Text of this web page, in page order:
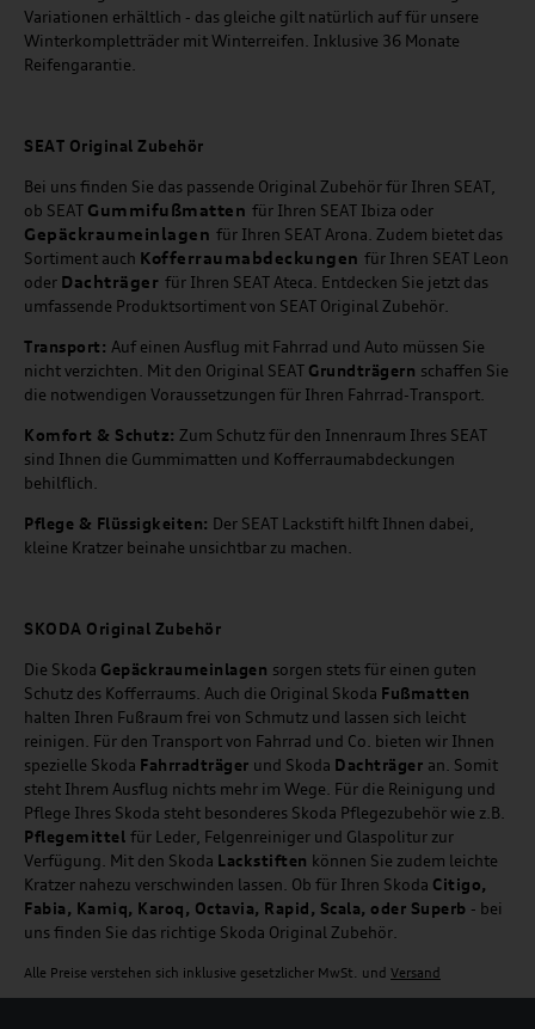
Variationen erhältlich - das gleiche gilt natürlich auf für unsere
Winterkompletträder mit Winterreifen. Inklusive 36 Monate
Reifengarantie.
SEAT Original Zubehör
Bei uns finden Sie das passende Original Zubehör für Ihren SEAT,
ob SEAT Gummifußmatten für Ihren SEAT Ibiza oder
Gepäckraumeinlagen für Ihren SEAT Arona. Zudem bietet das
Sortiment auch Kofferraumabdeckungen für Ihren SEAT Leon
oder Dachträger für Ihren SEAT Ateca. Entdecken Sie jetzt das
umfassende Produktsortiment von SEAT Original Zubehör.
Transport: Auf einen Ausflug mit Fahrrad und Auto müssen Sie
nicht verzichten. Mit den Original SEAT Grundträgern schaffen Sie
die notwendigen Voraussetzungen für Ihren Fahrrad-Transport.
Komfort & Schutz: Zum Schutz für den Innenraum Ihres SEAT
sind Ihnen die Gummimatten und Kofferraumabdeckungen
behilflich.
Pflege & Flüssigkeiten: Der SEAT Lackstift hilft Ihnen dabei,
kleine Kratzer beinahe unsichtbar zu machen.
SKODA Original Zubehör
Die Skoda Gepäckraumeinlagen sorgen stets für einen guten
Schutz des Kofferraums. Auch die Original Skoda Fußmatten
halten Ihren Fußraum frei von Schmutz und lassen sich leicht
reinigen. Für den Transport von Fahrrad und Co. bieten wir Ihnen
spezielle Skoda Fahrradträger und Skoda Dachträger an. Somit
steht Ihrem Ausflug nichts mehr im Wege. Für die Reinigung und
Pflege Ihres Skoda steht besonderes Skoda Pflegezubehör wie z.B.
Pflegemittel für Leder, Felgenreiniger und Glaspolitur zur
Verfügung. Mit den Skoda Lackstiften können Sie zudem leichte
Kratzer nahezu verschwinden lassen. Ob für Ihren Skoda Citigo,
Fabia, Kamiq, Karoq, Octavia, Rapid, Scala, oder Superb - bei
uns finden Sie das richtige Skoda Original Zubehör.
Alle Preise verstehen sich inklusive gesetzlicher MwSt. und Versand